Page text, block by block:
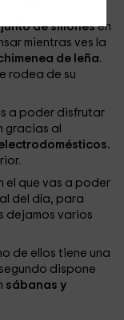
de sillonesen
mientras ves la
de leña.
rodea de su
a poder disfrutar
gracias al
el que vas a poder
del día, para
dejamos varios
de ellos tiene una
dispone
sábanas y